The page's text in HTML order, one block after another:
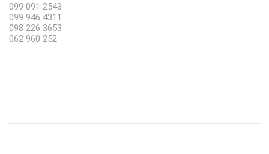
099 091 2543
099 946 4311
098 226 3653
062 960 252